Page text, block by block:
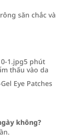
săn chắc và
1.jpg5 phút
thấu vào da
không?